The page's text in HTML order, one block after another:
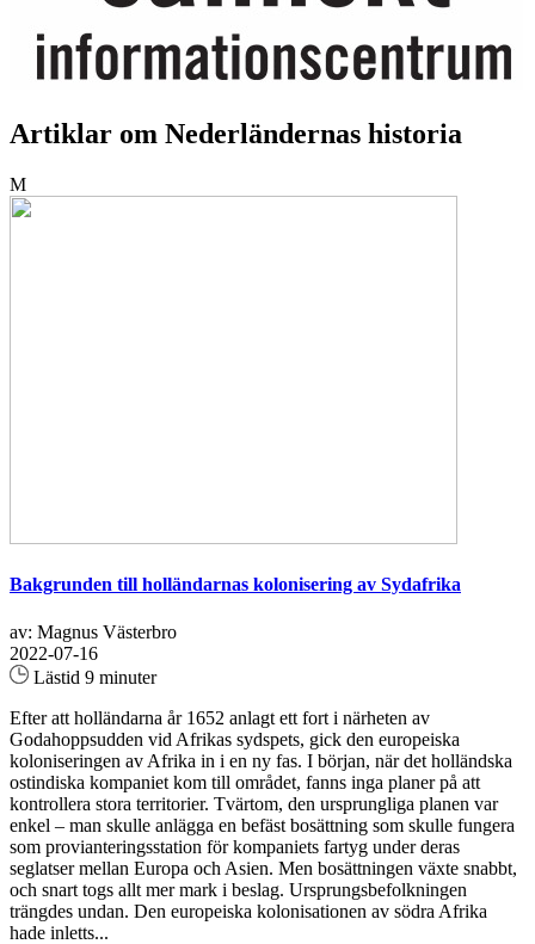
Artiklar om Nederländernas historia
M
Bakgrunden till holländarnas kolonisering av Sydafrika
av: Magnus Västerbro
2022-07-16
Lästid 9 minuter
Efter att holländarna år 1652 anlagt ett fort i närheten av
Godahoppsudden vid Afrikas sydspets, gick den europeiska
koloniseringen av Afrika in i en ny fas. I början, när det holländska
ostindiska kompaniet kom till området, fanns inga planer på att
kontrollera stora territorier. Tvärtom, den ursprungliga planen var
enkel – man skulle anlägga en befäst bosättning som skulle fungera
som provianteringsstation för kompaniets fartyg under deras
seglatser mellan Europa och Asien. Men bosättningen växte snabbt,
och snart togs allt mer mark i beslag. Ursprungsbefolkningen
trängdes undan. Den europeiska kolonisationen av södra Afrika
hade inletts...